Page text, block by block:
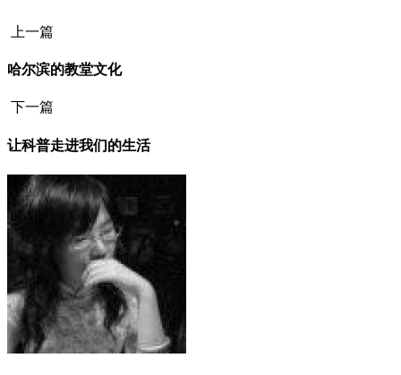
上一篇
哈尔滨的教堂文化
下一篇
让科普走进我们的生活